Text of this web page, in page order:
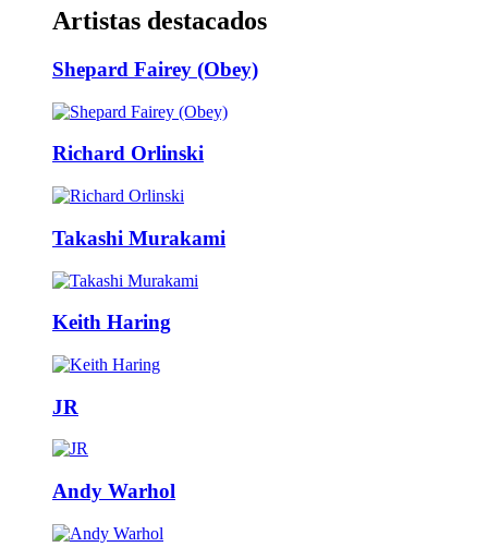
Artistas destacados
Shepard Fairey (Obey)
Richard Orlinski
Takashi Murakami
Keith Haring
JR
Andy Warhol